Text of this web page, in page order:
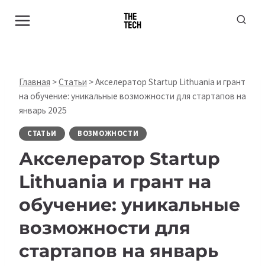
Главная >Статьи >Акселератор Startup Lithuania и грант
на обучение: уникальные возможности для стартапов на
январь 2025
СТАТЬИ ВОЗМОЖНОСТИ
Акселератор Startup
Lithuania и грант на
обучение: уникальные
возможности для
стартапов на январь